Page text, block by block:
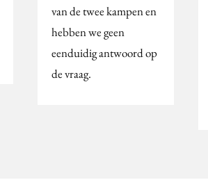
van de twee kampen en
hebben we geen
eenduidig antwoord op
de vraag.